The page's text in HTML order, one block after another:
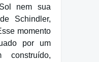
nem sua
Schindler,
momento
por um
construído,